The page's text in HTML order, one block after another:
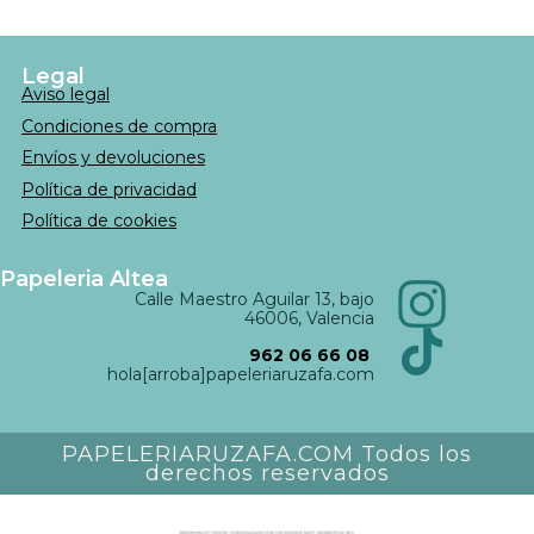
Legal
Aviso legal
Condiciones de compra
Envíos y devoluciones
Política de privacidad
Política de cookies
Papeleria Altea
Calle Maestro Aguilar 13, bajo
46006, Valencia
962 06 66 08
hola[arroba]papeleriaruzafa.com
PAPELERIARUZAFA.COM Todos los
derechos reservados